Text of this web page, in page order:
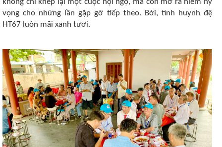
không chỉ khép lại một cuộc hội ngộ, mà còn mở ra niềm hy
vọng cho những lần gặp gỡ tiếp theo. Bởi, tình huynh đệ
HT67 luôn mãi xanh tươi.